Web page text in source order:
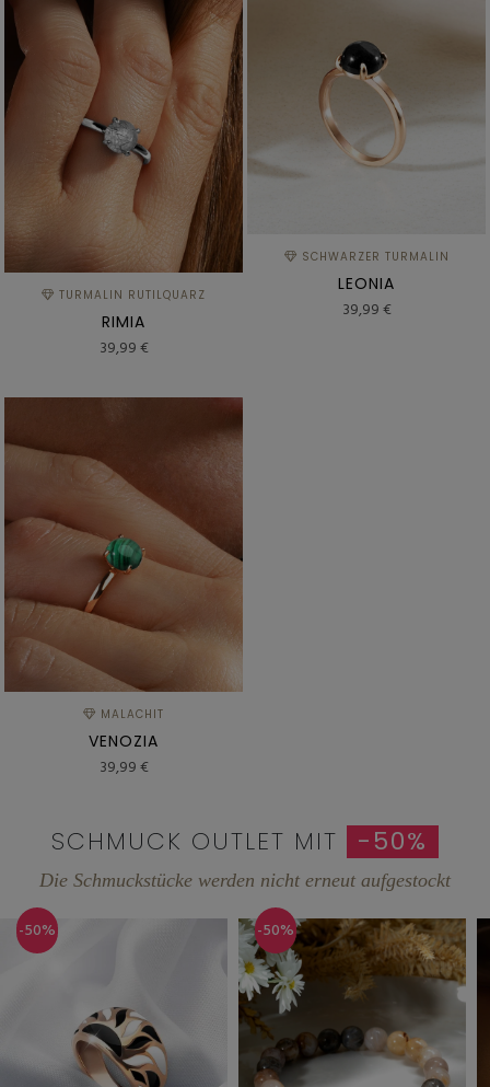
TURMALIN RUTILQUARZ
RIMIA
39,99 €
SCHWARZER TURMALIN
LEONIA
39,99 €
MALACHIT
VENOZIA
39,99 €
SCHMUCK OUTLET MIT -50%
Die Schmuckstücke werden nicht erneut aufgestockt
-50% -50%